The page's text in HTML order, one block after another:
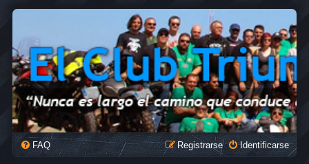
FAQ Identificarse
Registrarse